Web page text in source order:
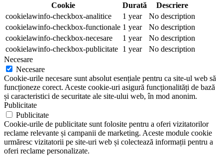
Cookie
Durată
Descriere
cookielawinfo-checkbox-analitice
1 year
No description
cookielawinfo-checkbox-functionale 1 year
No description
cookielawinfo-checkbox-necesare
1 year
No description
cookielawinfo-checkbox-publicitate 1 year
No description
Necesare
Necesare
Cookie-urile necesare sunt absolut esențiale pentru ca site-ul web să
funcționeze corect. Aceste cookie-uri asigură funcționalități de bază
și caracteristici de securitate ale site-ului web, în mod anonim.
Publicitate
Publicitate
Cookie-urile de publicitate sunt folosite pentru a oferi vizitatorilor
reclame relevante și campanii de marketing. Aceste module cookie
urmăresc vizitatorii pe site-uri web și colectează informații pentru a
oferi reclame personalizate.